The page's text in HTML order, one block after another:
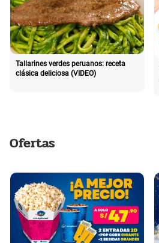
Tallarines verdes peruanos: receta
clásica deliciosa (VIDEO)
Ofertas